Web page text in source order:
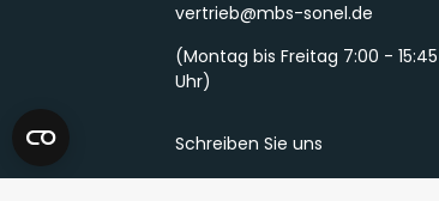
vertrieb@mbs-sonel.de
(Montag bis Freitag 7:00 - 15:45
Uhr)
Schreiben Sie uns